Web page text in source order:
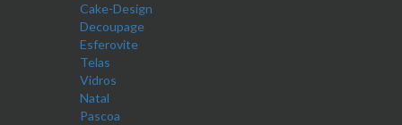
Cake-Design
Decoupage
Esferovite
Telas
Vidros
Natal
Pascoa